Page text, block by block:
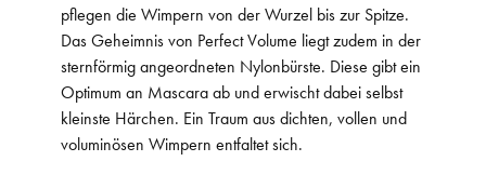
pflegen die Wimpern von der Wurzel bis zur Spitze.
Das Geheimnis von Perfect Volume liegt zudem in der
sternförmig angeordneten Nylonbürste. Diese gibt ein
Optimum an Mascara ab und erwischt dabei selbst
kleinste Härchen. Ein Traum aus dichten, vollen und
voluminösen Wimpern entfaltet sich.